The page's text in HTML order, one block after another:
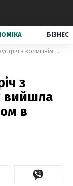
БІЗНЕС
Як одягнутися на зустріч з колишнім: Ірина Шейк вийшла на обід з Бредлі Купером в чорному пальто
з
вийшла
в